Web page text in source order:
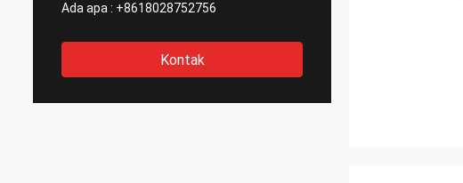
Ada apa : +8618028752756
Kontak